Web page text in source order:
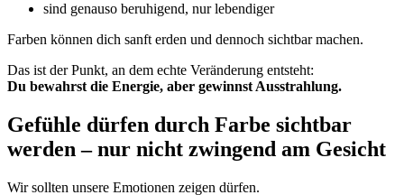
sind genauso beruhigend, nur lebendiger
Farben können dich sanft erden und dennoch sichtbar machen.
Das ist der Punkt, an dem echte Veränderung entsteht:
Du bewahrst die Energie, aber gewinnst Ausstrahlung.
Gefühle dürfen durch Farbe sichtbar
werden – nur nicht zwingend am Gesicht
Wir sollten unsere Emotionen zeigen dürfen.